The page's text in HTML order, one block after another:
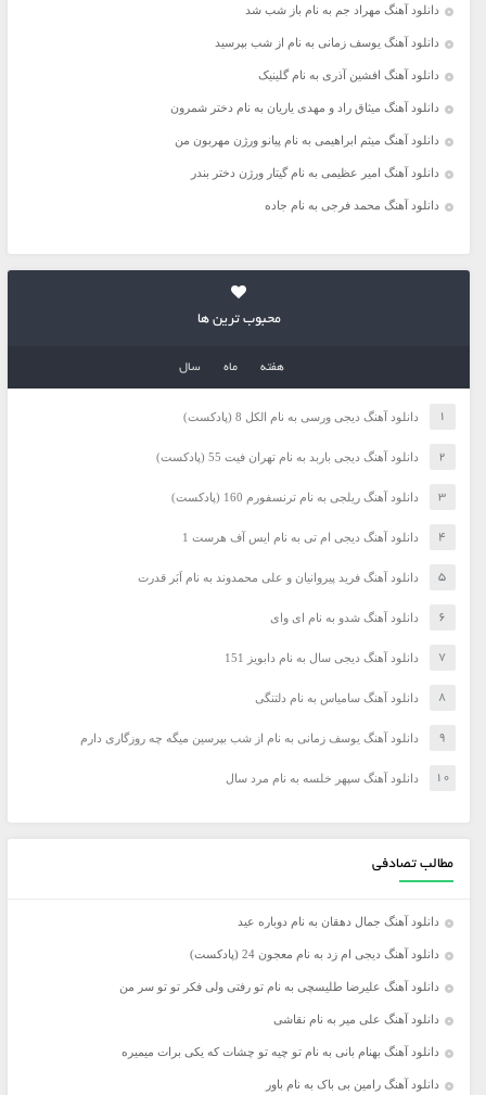
دانلود آهنگ مهراد جم به نام باز شب شد
دانلود آهنگ یوسف زمانی به نام از شب بپرسید
دانلود آهنگ افشین آذری به نام گلینیک
دانلود آهنگ میثاق راد و مهدی یاریان به نام دختر شمرون
دانلود آهنگ میثم ابراهیمی به نام پیانو ورژن مهربون من
دانلود آهنگ امیر عظیمی به نام گیتار ورژن دختر بندر
دانلود آهنگ محمد فرجی به نام جاده
محبوب ترین ها
هفته ماه سال
دانلود آهنگ دیجی ورسی به نام الکل 8 (پادکست)
دانلود آهنگ دیجی باربد به نام تهران فیت 55 (پادکست)
دانلود آهنگ ریلجی به نام ترنسفورم 160 (پادکست)
دانلود آهنگ دیجی ام تی به نام ایس آف هرست 1
دانلود آهنگ فرید پیروانیان و علی محمدوند به نام اَبَر قدرت
دانلود آهنگ شدو به نام ای وای
دانلود آهنگ دیجی سال به نام دابویز 151
دانلود آهنگ سامیاس به نام دلتنگی
دانلود آهنگ یوسف زمانی به نام از شب بپرسین میگه چه روزگاری دارم
دانلود آهنگ سپهر خلسه به نام مرد سال
مطالب تصادفی
دانلود آهنگ جمال دهقان به نام دوباره عید
دانلود آهنگ دیجی ام زد به نام معجون 24 (پادکست)
دانلود آهنگ علیرضا طلیسچی به نام تو رفتی ولی فکر تو تو سر من
دانلود آهنگ علی میر به نام نقاشی
دانلود آهنگ بهنام بانی به نام تو چیه تو چشات که یکی برات میمیره
دانلود آهنگ رامین بی باک به نام باور